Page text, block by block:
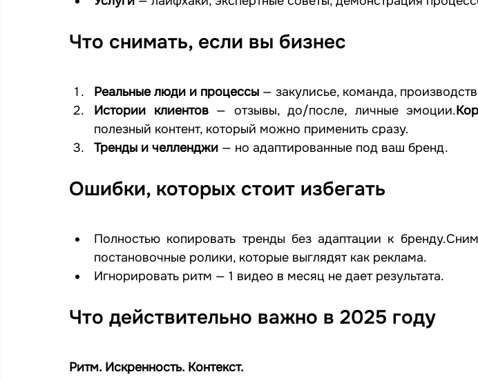
Что снимать, если вы бизнес
Реальные люди и процессы — закулисье, команда,
Истории клиентов — отзывы, до/после, личные эмоции.
полезный контент, который можно применить сразу.
Тренды и челленджи — но адаптированные под ваш бренд.
Ошибки, которых стоит избегать
Полностью копировать тренды без адаптации к
постановочные ролики, которые выглядят как реклама.
Игнорировать ритм — 1 видео в месяц не дает результата.
Что действительно важно в 2025 году
Ритм. Искренность. Контекст.